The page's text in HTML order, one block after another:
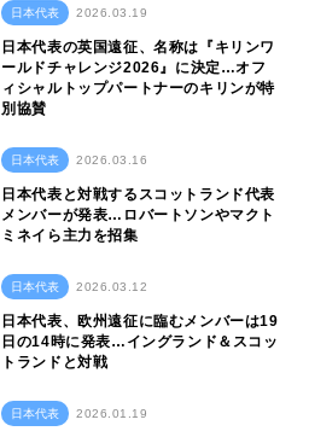
日本代表 2026.03.19
日本代表の英国遠征、名称は『キリンワ
ールドチャレンジ2026』に決定…オフ
ィシャルトップパートナーのキリンが特
別協賛
日本代表 2026.03.16
日本代表と対戦するスコットランド代表
メンバーが発表…ロバートソンやマクト
ミネイら主力を招集
日本代表 2026.03.12
日本代表、欧州遠征に臨むメンバーは19
日の14時に発表…イングランド＆スコッ
トランドと対戦
日本代表 2026.01.19